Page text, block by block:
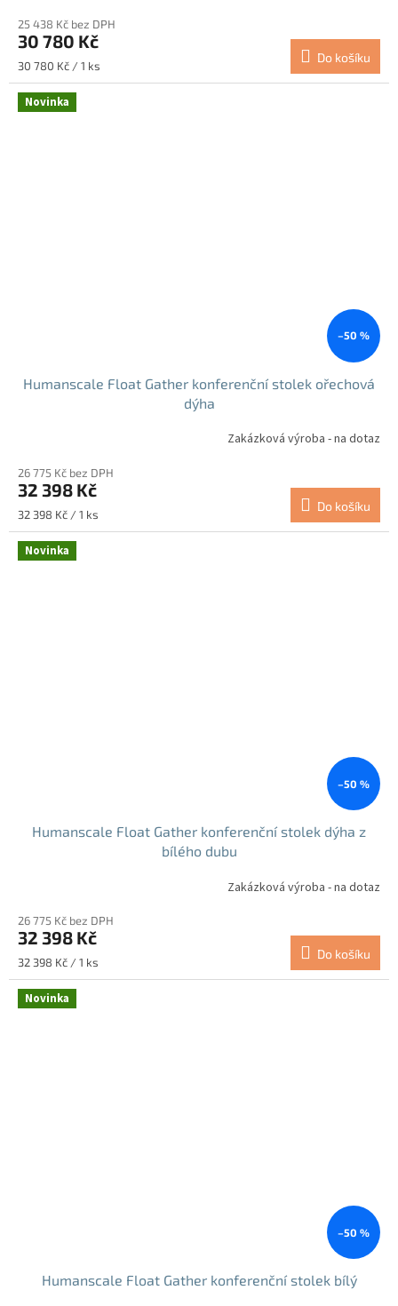
25 438 Kč bez DPH
30 780 Kč
Měrná
cena:
30 780 Kč / 1 ks
Do košíku
Novinka
–50 %
Humanscale Float Gather konferenční stolek ořechová
dýha
Zakázková výroba - na dotaz
26 775 Kč bez DPH
32 398 Kč
Měrná
cena:
32 398 Kč / 1 ks
Do košíku
Novinka
–50 %
Humanscale Float Gather konferenční stolek dýha z
bílého dubu
Zakázková výroba - na dotaz
26 775 Kč bez DPH
32 398 Kč
Měrná
cena:
32 398 Kč / 1 ks
Do košíku
Novinka
–50 %
Humanscale Float Gather konferenční stolek bílý